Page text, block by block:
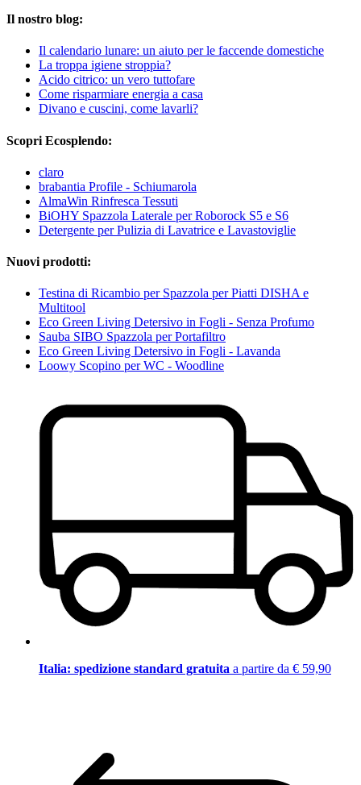
Il nostro blog:
Il calendario lunare: un aiuto per le faccende domestiche
La troppa igiene stroppia?
Acido citrico: un vero tuttofare
Come risparmiare energia a casa
Divano e cuscini, come lavarli?
Scopri Ecosplendo:
claro
brabantia Profile - Schiumarola
AlmaWin Rinfresca Tessuti
BiOHY Spazzola Laterale per Roborock S5 e S6
Detergente per Pulizia di Lavatrice e Lavastoviglie
Nuovi prodotti:
Testina di Ricambio per Spazzola per Piatti DISHA e
Multitool
Eco Green Living Detersivo in Fogli - Senza Profumo
Sauba SIBO Spazzola per Portafiltro
Eco Green Living Detersivo in Fogli - Lavanda
Loowy Scopino per WC - Woodline
Italia: spedizione standard gratuita a partire da € 59,90